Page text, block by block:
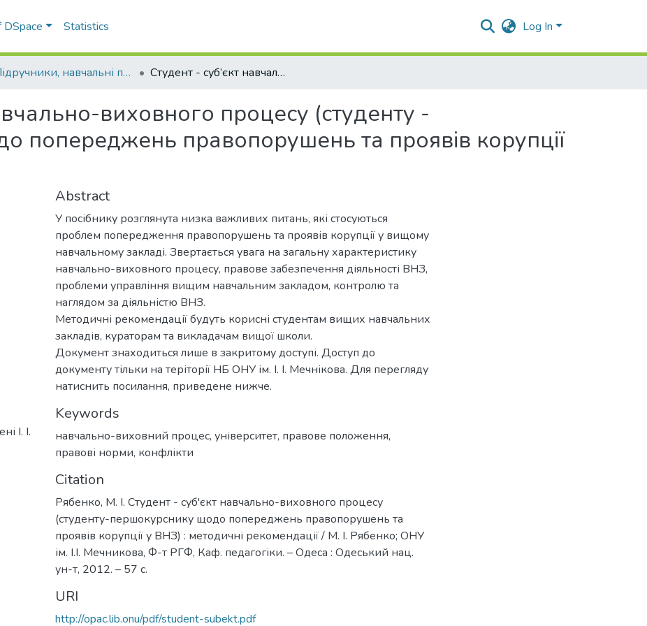
Statistics Log In
Підручники, навчальні посібники та інші науково- та навчально-методичні праці РГФ Студент - суб’єкт навчально-виховного процесу (студенту - першокурснику щодо попереджень правопорушень та проявів корупції у ВНЗ)
виховного процесу (студенту -
попереджень правопорушень та проявів корупції
І. І.
Abstract
У посібнику розглянута низка важливих питань, які стосуються
проблем попередження правопорушень та проявів корупції у вищому
навчальному закладі. Звертається увага на загальну характеристику
навчально-виховного процесу, правове забезпечення діяльності ВНЗ,
проблеми управління вищим навчальним закладом, контролю та
наглядом за діяльністю ВНЗ.
Методичні рекомендації будуть корисні студентам вищих навчальних
закладів, кураторам та викладачам вищої школи.
Документ знаходиться лише в закритому доступі. Доступ до
документу тільки на теріторії НБ ОНУ ім. І. І. Мечнікова. Для перегляду
натиснить посилання, приведене нижче.
Keywords
навчально-виховний процес, університет, правове положення,
правові норми, конфлікти
Citation
Рябенко, М. І. Студент - суб'єкт навчально-виховного процесу
(студенту-першокурснику щодо попереджень правопорушень та
проявів корупції у ВНЗ) : методичні рекомендації / М. І. Рябенко; ОНУ
ім. І.І. Мечникова, Ф-т РГФ, Каф. педагогіки. – Одеса : Одеський нац.
ун-т, 2012. – 57 с.
URI
http://opac.lib.onu/pdf/student-subekt.pdf